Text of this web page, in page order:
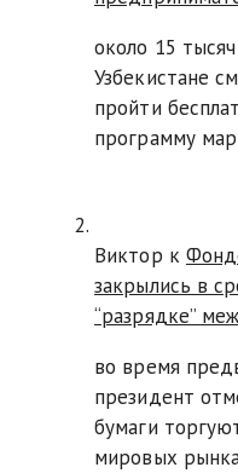
около 15
Узбекистане
пройти
программу
Виктор к
закрылись в
“разрядке”
во время
президент
бумаги
мировых